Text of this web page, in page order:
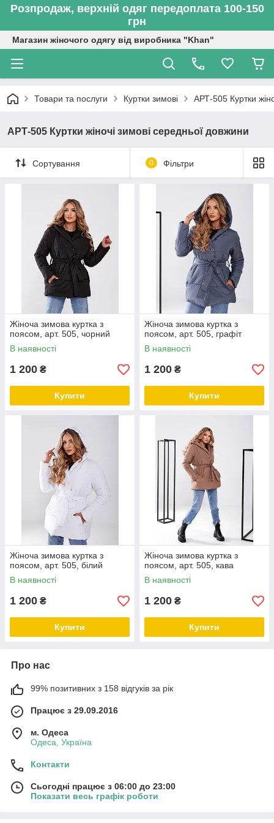
Розпродаж, верхній одяг передоплата 100-150
грн
Магазин жіночого одягу від виробника "Khan"
Товари та послуги Куртки зимові АРТ-505 Куртки
АРТ-505 Куртки жіночі зимові середньої довжини
Сортування 0 Фільтри
Жіноча зимова куртка з
поясом, арт. 505, чорний
В наявності
1 200 ₴
Купити
Жіноча зимова куртка з
поясом, арт. 505, графіт
В наявності
1 200 ₴
Купити
Жіноча зимова куртка з
поясом, арт. 505, білий
В наявності
1 200 ₴
Купити
Жіноча зимова куртка з
поясом, арт. 505, кава
В наявності
1 200 ₴
Купити
Про нас
99% позитивних з 158 відгуків за рік
Працює з 29.09.2016
м. Одеса
Одеса, Україна
Контакти
Сьогодні працює з 06:00 до 23:00
Показати весь графік роботи